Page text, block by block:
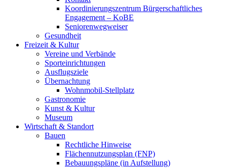
Koordinierungszentrum Bürgerschaftliches
Engagement – KoBE
Seniorenwegweiser
Gesundheit
Freizeit & Kultur
Vereine und Verbände
Sporteinrichtungen
Ausflugsziele
Übernachtung
Wohnmobil-Stellplatz
Gastronomie
Kunst & Kultur
Museum
Wirtschaft & Standort
Bauen
Rechtliche Hinweise
Flächennutzungsplan (FNP)
Bebauungspläne (in Aufstellung)